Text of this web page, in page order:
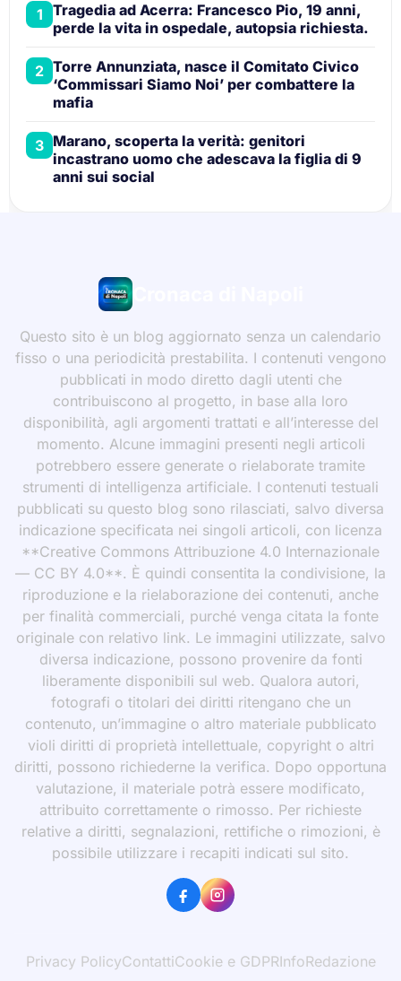
1 Tragedia ad Acerra: Francesco Pio, 19 anni,
perde la vita in ospedale, autopsia richiesta.
2 Torre Annunziata, nasce il Comitato Civico
‘Commissari Siamo Noi’ per combattere la
mafia
3 Marano, scoperta la verità: genitori
incastrano uomo che adescava la figlia di 9
anni sui social
Cronaca di Napoli
Questo sito è un blog aggiornato senza un calendario
fisso o una periodicità prestabilita. I contenuti vengono
pubblicati in modo diretto dagli utenti che
contribuiscono al progetto, in base alla loro
disponibilità, agli argomenti trattati e all’interesse del
momento. Alcune immagini presenti negli articoli
potrebbero essere generate o rielaborate tramite
strumenti di intelligenza artificiale. I contenuti testuali
pubblicati su questo blog sono rilasciati, salvo diversa
indicazione specificata nei singoli articoli, con licenza
**Creative Commons Attribuzione 4.0 Internazionale
— CC BY 4.0**. È quindi consentita la condivisione, la
riproduzione e la rielaborazione dei contenuti, anche
per finalità commerciali, purché venga citata la fonte
originale con relativo link. Le immagini utilizzate, salvo
diversa indicazione, possono provenire da fonti
liberamente disponibili sul web. Qualora autori,
fotografi o titolari dei diritti ritengano che un
contenuto, un’immagine o altro materiale pubblicato
violi diritti di proprietà intellettuale, copyright o altri
diritti, possono richiederne la verifica. Dopo opportuna
valutazione, il materiale potrà essere modificato,
attribuito correttamente o rimosso. Per richieste
relative a diritti, segnalazioni, rettifiche o rimozioni, è
possibile utilizzare i recapiti indicati sul sito.
Privacy PolicyContattiCookie e GDPRInfoRedazione